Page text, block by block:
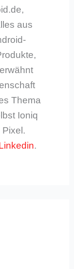
aus
erwähnt
Thema
Ioniq
.